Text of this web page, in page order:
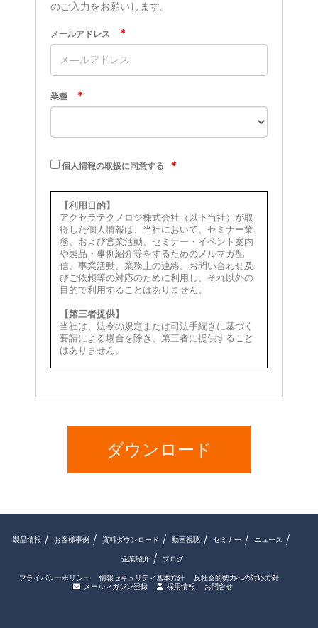
製品情報 お客様事例 資料ダウンロード 動画視聴 セミナー ニュース
企業紹介 ブログ
プライバシーポリシー 情報セキュリティ基本方針
反社会的勢力への対応方針
メールマガジン登録
採用情報 お問合せ